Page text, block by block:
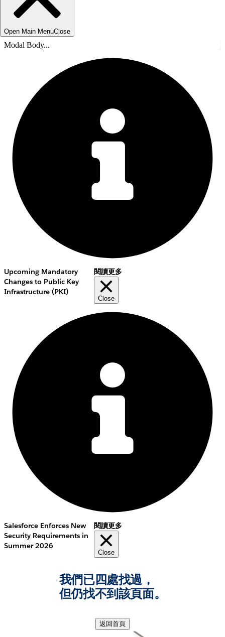
Open Main MenuClose
Modal Body...
Upcoming Mandatory
Changes to Public Key
Infrastructure (PKI)
閱讀更多
Close
Salesforce Enforces New
Security Requirements in
Summer 2026
閱讀更多
Close
我們已四處找過，
但仍找不到該頁面。
返回首頁